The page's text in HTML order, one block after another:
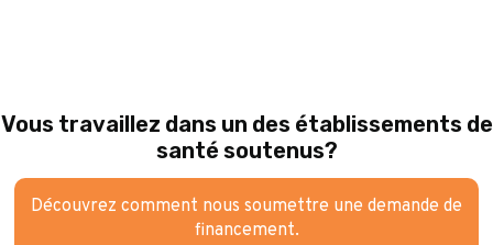
Vous travaillez dans un des établissements de
santé soutenus?
Découvrez comment nous soumettre une demande de
financement.